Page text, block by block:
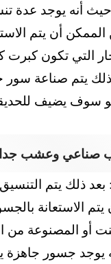
أنه يوجد عدة
أن يتم
التي تكون كبرت
ذلك يتم صناعة
سوف يضيف
وعشب
ذلك يتم
الاستعانة
أو المصنوعة من
يوجد جسور جاهزة